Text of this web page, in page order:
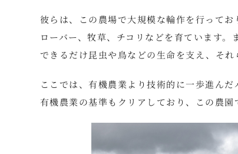
彼らは、この農場で大規模な輪作を行って
ローバー、牧草、チコリなどを育ています
できるだけ昆虫や鳥などの生命を支え、そ
ここでは、有機農業より技術的に一歩進ん
有機農業の基準もクリアしており、この農